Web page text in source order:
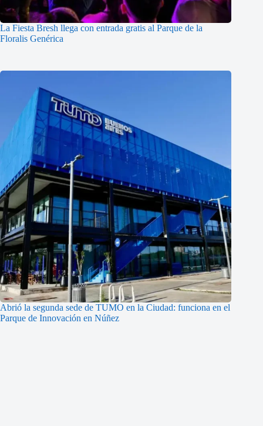
La Fiesta Bresh llega con entrada gratis al Parque de la
Floralis Genérica
Abrió la segunda sede de TUMO en la Ciudad: funciona en el
Parque de Innovación en Núñez